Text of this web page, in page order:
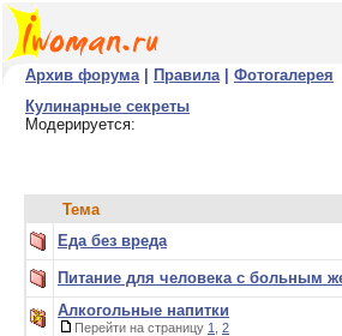
Архив форума| Правила| Фотогалерея
Кулинарные секреты
Модерируется:
Тема
Еда без вреда
Питание для человека с больным
Алкогольные напитки
Перейти на страницу 1 2